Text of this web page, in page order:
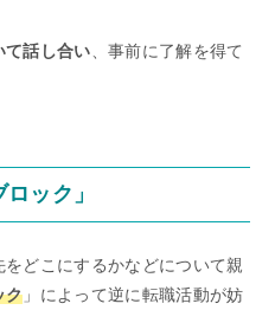
て話し合い 、事前に了解を得て
ック」
どこにするかなどについて親
ク 」によって逆に転職活動が妨